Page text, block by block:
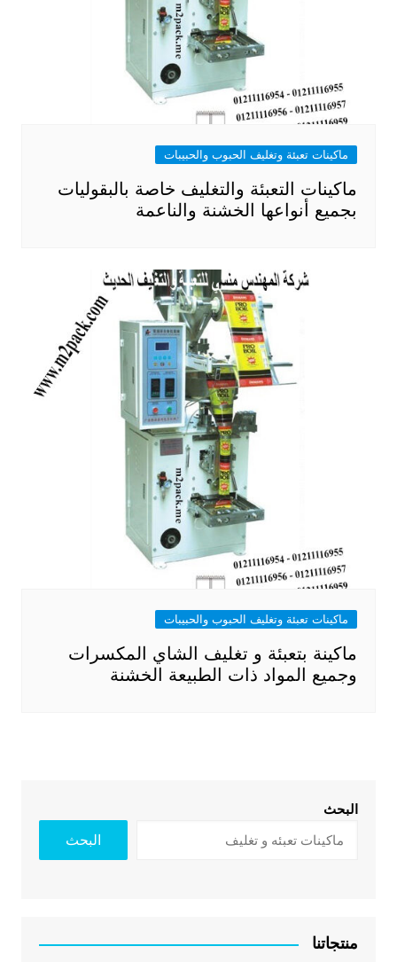
ماكينات تعبئة وتغليف الحبوب والحبيبات
ماكينات التعبئة والتغليف خاصة بالبقوليات
بجميع أنواعها الخشنة والناعمة
ماكينات تعبئة وتغليف الحبوب والحبيبات
ماكينة بتعبئة و تغليف الشاي المكسرات
وجميع المواد ذات الطبيعة الخشنة
البحث
البحث
منتجاتنا